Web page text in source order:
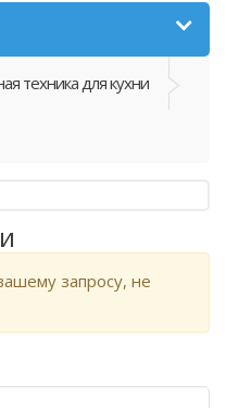
техника для кухни
запросу, не